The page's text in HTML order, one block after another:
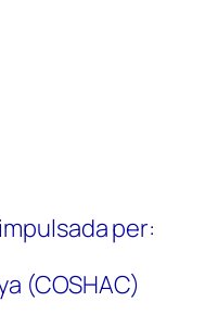
per:
(COSHAC)